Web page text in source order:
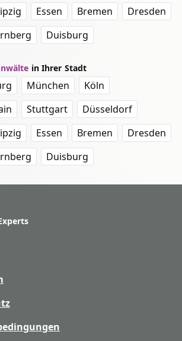
Essen Bremen
Dresden
Duisburg
in Ihrer Stadt
München
Köln
Stuttgart
Düsseldorf
Essen Bremen
Dresden
Duisburg